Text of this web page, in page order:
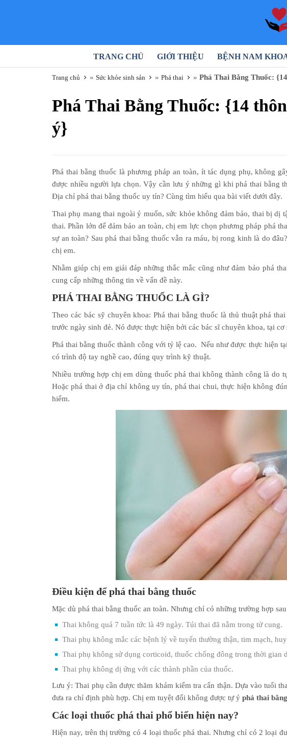
TRANG CHỦ GIỚI THIỆU BỆNH NAM
Trang chủ » Sức khỏe sinh sản » Phá thai » Phá Thai Bằng Thuốc:
Phá Thai Bằng Thuốc: {14
ý}
Phá thai bằng thuốc là phương pháp an toàn, ít tác dụng phụ, không
được nhiều người lựa chọn. Vậy cần lưu ý những gì khi phá thai bằng
Địa chỉ phá thai bằng thuốc uy tín? Cùng tìm hiểu qua bài viết dưới đây.
Thai phụ mang thai ngoài ý muốn, sức khỏe không đảm bảo, thai bị
thai. Phần lớn để đảm bảo an toàn, chị em lực chọn phương pháp phá
sự an toàn? Sau phá thai bằng thuốc vẫn ra máu, bị rong kinh là do
chị em.
Nhằm giúp chị em giải đáp những thắc mắc cũng như đảm bảo phá
cung cấp những thông tin về vấn đề này.
PHÁ THAI BẰNG THUỐC LÀ GÌ?
Theo các bác sỹ chuyên khoa: Phá thai bằng thuốc là thủ thuật phá
trước ngày sinh đẻ. Nó được thực hiện bởi các bác sĩ chuyên khoa, tại cơ
Phá thai bằng thuốc thành công với tỷ lệ cao. Nếu như được thực hiện
có trình độ tay nghề cao, đúng quy trình kỹ thuật.
Nhiều trường hợp chị em dùng thuốc phá thai không thành công là do
Hoặc phá thai ở địa chỉ không uy tín, phá thai chui, thực hiện không
hiểm.
Điều kiện để phá thai bằng thuốc
Mặc dù phá thai bằng thuốc an toàn. Nhưng chỉ có những trường hợp
Thai không quá 7 tuần tức là 49 ngày. Túi thai đã nằm trong tử cung.
Thai phụ không mắc các bệnh lý về tuyến thường thận, tim mạch,
Thai phụ không sử dụng corticoid, thuốc chống đông trong thời gian
Thai phụ không dị ứng với các thành phần của thuốc.
Lưu ý: Thai phụ cần được thăm khám kiểm tra cẩn thận. Dựa vào tuổi
đưa ra chỉ định phù hợp. Chị em tuyệt đối không được tự ý phá thai
Các loại thuốc phá thai phổ biến hiện nay?
Hiện nay, trên thị trường có 4 loại thuốc phá thai. Nhưng chỉ có 2 loại